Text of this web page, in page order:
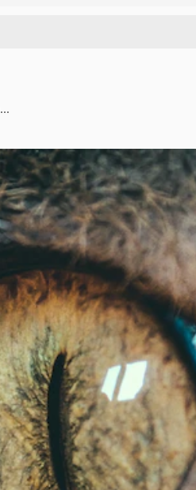
Красивый макро-снимок кошачьего глаза крупным планом - идеально подходит для фона